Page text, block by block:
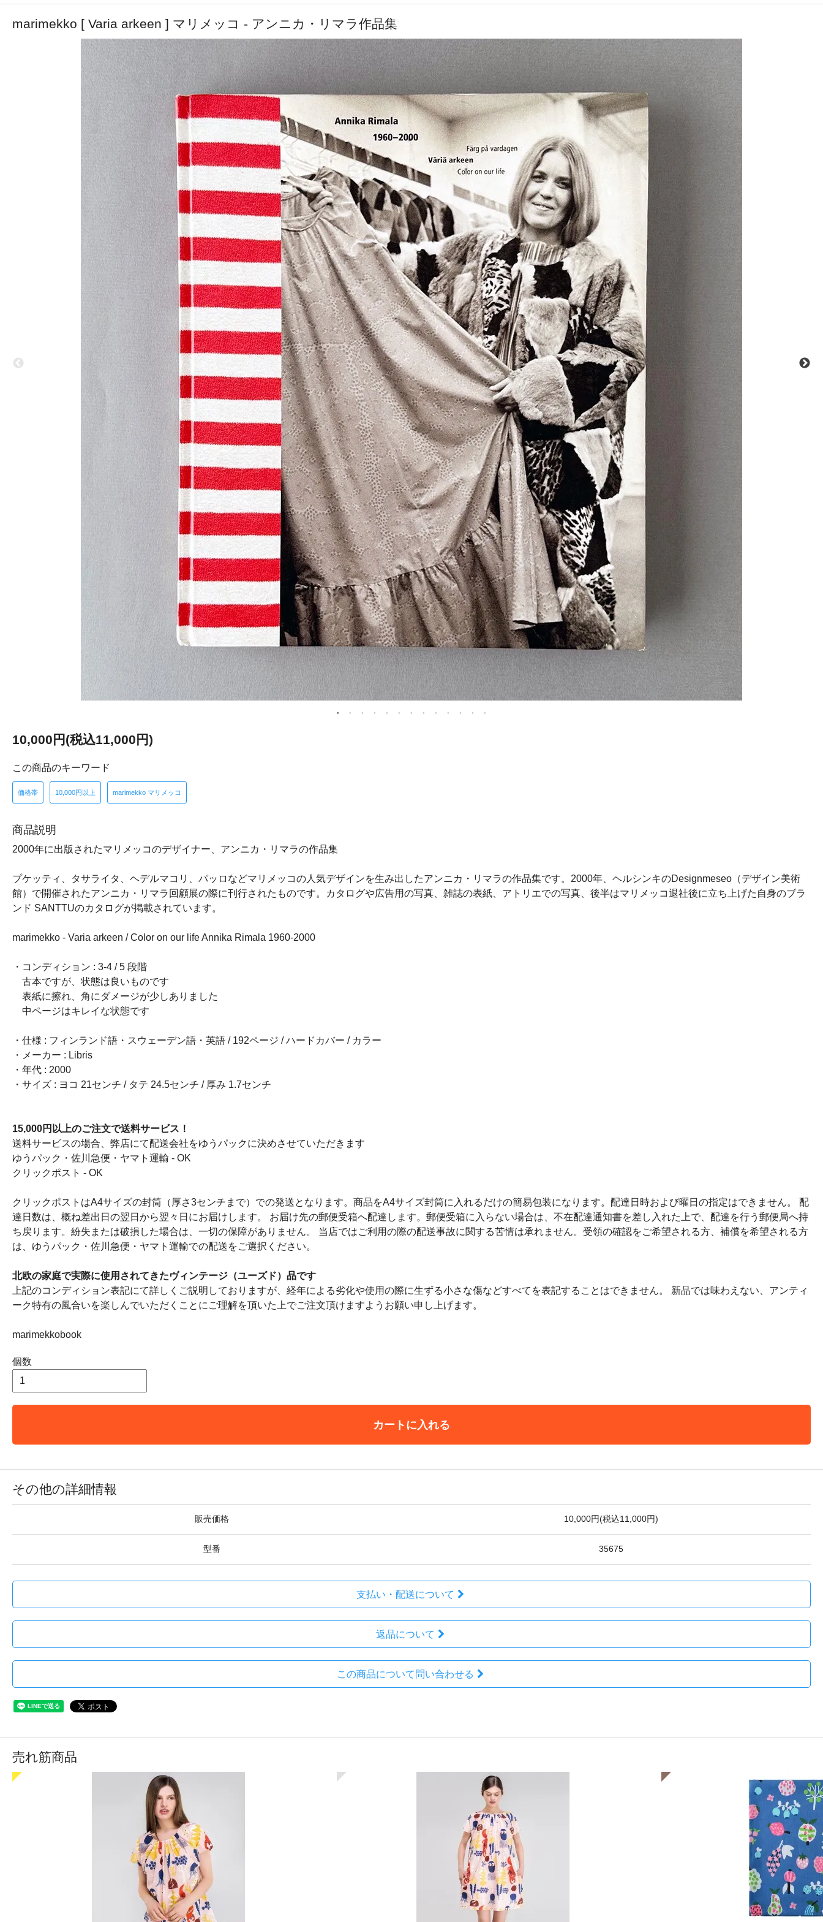
marimekko [ Varia arkeen ] マリメッコ - アンニカ・リマラ作品集
10,000円(税込11,000円)
この商品のキーワード
価格帯 10,000円以上 marimekko マリメッコ
商品説明
2000年に出版されたマリメッコのデザイナー、アンニカ・リマラの作品集
プケッティ、タサライタ、ヘデルマコリ、パッロなどマリメッコの人気デザインを生み出したアンニカ・リマラの作品集です。2000年、ヘルシンキのDesignmeseo（デザイン美術
館）で開催されたアンニカ・リマラ回顧展の際に刊行されたものです。カタログや広告用の写真、雑誌の表紙、アトリエでの写真、後半はマリメッコ退社後に立ち上げた自身のブラ
ンド SANTTUのカタログが掲載されています。
marimekko - Varia arkeen / Color on our life Annika Rimala 1960-2000
・コンディション : 3-4 / 5 段階
古本ですが、状態は良いものです
表紙に擦れ、角にダメージが少しありました
中ページはキレイな状態です
・仕様 : フィンランド語・スウェーデン語・英語 / 192ページ / ハードカバー / カラー
・メーカー : Libris
・年代 : 2000
・サイズ : ヨコ 21センチ / タテ 24.5センチ / 厚み 1.7センチ
15,000円以上のご注文で送料サービス！
送料サービスの場合、弊店にて配送会社をゆうパックに決めさせていただきます
ゆうパック・佐川急便・ヤマト運輸 - OK
クリックポスト - OK
クリックポストはA4サイズの封筒（厚さ3センチまで）での発送となります。商品をA4サイズ封筒に入れるだけの簡易包装になります。配達日時および曜日の指定はできません。 配
達日数は、概ね差出日の翌日から翌々日にお届けします。 お届け先の郵便受箱へ配達します。郵便受箱に入らない場合は、不在配達通知書を差し入れた上で、配達を行う郵便局へ持
ち戻ります。紛失または破損した場合は、一切の保障がありません。 当店ではご利用の際の配送事故に関する苦情は承れません。受領の確認をご希望される方、補償を希望される方
は、ゆうパック・佐川急便・ヤマト運輸での配送をご選択ください。
北欧の家庭で実際に使用されてきたヴィンテージ（ユーズド）品です
上記のコンディション表記にて詳しくご説明しておりますが、経年による劣化や使用の際に生ずる小さな傷などすべてを表記することはできません。 新品では味わえない、アンティ
ーク特有の風合いを楽しんでいただくことにご理解を頂いた上でご注文頂けますようお願い申し上げます。
marimekkobook
個数
カートに入れる
その他の詳細情報
販売価格 10,000円(税込11,000円)
型番 35675
支払い・配送について
返品について
この商品について問い合わせる
売れ筋商品